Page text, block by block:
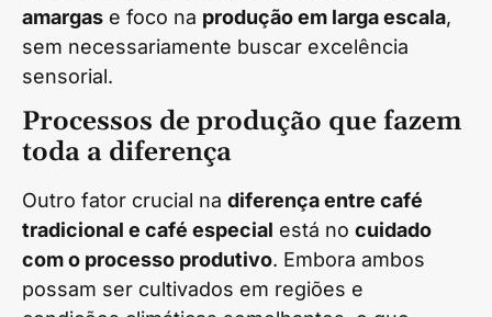
amargas e foco na produção em larga escala,
sem necessariamente buscar excelência
sensorial.
Processos de produção que fazem
toda a diferença
Outro fator crucial na diferença entre café
tradicional e café especial está no cuidado
com o processo produtivo. Embora ambos
possam ser cultivados em regiões e